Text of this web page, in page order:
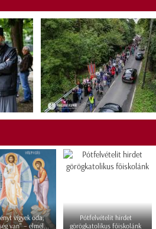
vigyek oda,
van" – elmél...
Pótfelvételit hirdet
görögkatolikus főiskolánk